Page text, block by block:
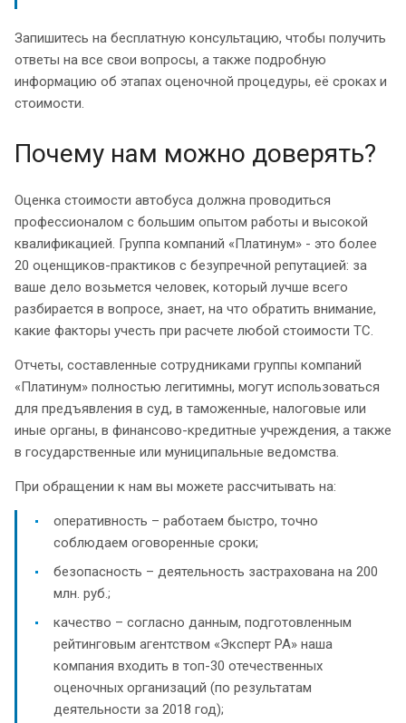
Запишитесь на бесплатную консультацию, чтобы получить
ответы на все свои вопросы, а также подробную
информацию об этапах оценочной процедуры, её сроках и
стоимости.
Почему нам можно доверять?
Оценка стоимости автобуса должна проводиться
профессионалом с большим опытом работы и высокой
квалификацией. Группа компаний «Платинум» - это более
20 оценщиков-практиков с безупречной репутацией: за
ваше дело возьмется человек, который лучше всего
разбирается в вопросе, знает, на что обратить внимание,
какие факторы учесть при расчете любой стоимости ТС.
Отчеты, составленные сотрудниками группы компаний
«Платинум» полностью легитимны, могут использоваться
для предъявления в суд, в таможенные, налоговые или
иные органы, в финансово-кредитные учреждения, а также
в государственные или муниципальные ведомства.
При обращении к нам вы можете рассчитывать на:
оперативность – работаем быстро, точно
соблюдаем оговоренные сроки;
безопасность – деятельность застрахована на 200
млн. руб.;
качество – согласно данным, подготовленным
рейтинговым агентством «Эксперт РА» наша
компания входить в топ-30 отечественных
оценочных организаций (по результатам
деятельности за 2018 год);